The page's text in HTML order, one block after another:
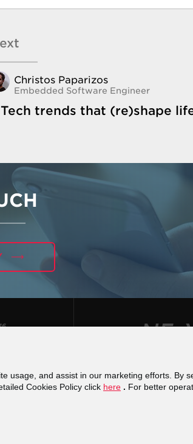
Christos Paparizos
Embedded Software Engineer
trends that (re)shape
Reporting a
usage, and assist in our marketing efforts. By
Cookies Policy click here . For better